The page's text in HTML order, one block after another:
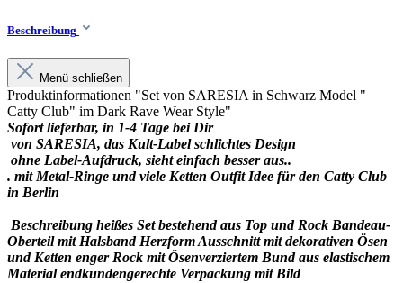
Beschreibung
Menü schließen
Produktinformationen "Set von SARESIA in Schwarz Model "
Catty Club" im Dark Rave Wear Style"
Sofort lieferbar, in 1-4 Tage bei Dir
von SARESIA, das Kult-Label schlichtes Design
ohne Label-Aufdruck, sieht einfach besser aus..
. mit Metal-Ringe und viele Ketten Outfit Idee für den Catty Club
in Berlin
Beschreibung heißes Set bestehend aus Top und Rock Bandeau-
Oberteil mit Halsband Herzform Ausschnitt mit dekorativen Ösen
und Ketten enger Rock mit Ösenverziertem Bund aus elastischem
Material endkundengerechte Verpackung mit Bild